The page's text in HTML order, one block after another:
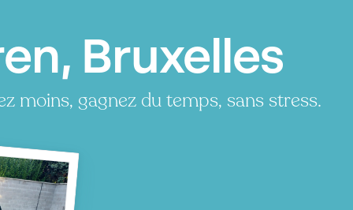
Bruxelles
moins, gagnez du temps, sans stress.